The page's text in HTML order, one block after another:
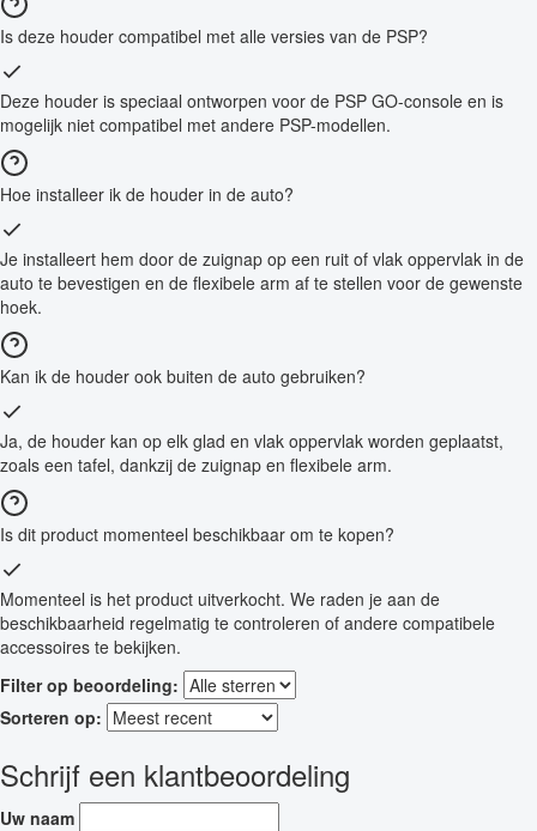
Is deze houder compatibel met alle versies van de PSP?
Deze houder is speciaal ontworpen voor de PSP GO-console en is
mogelijk niet compatibel met andere PSP-modellen.
Hoe installeer ik de houder in de auto?
Je installeert hem door de zuignap op een ruit of vlak oppervlak in de
auto te bevestigen en de flexibele arm af te stellen voor de gewenste
hoek.
Kan ik de houder ook buiten de auto gebruiken?
Ja, de houder kan op elk glad en vlak oppervlak worden geplaatst,
zoals een tafel, dankzij de zuignap en flexibele arm.
Is dit product momenteel beschikbaar om te kopen?
Momenteel is het product uitverkocht. We raden je aan de
beschikbaarheid regelmatig te controleren of andere compatibele
accessoires te bekijken.
Filter op beoordeling:
Sorteren op:
Schrijf een klantbeoordeling
Uw naam